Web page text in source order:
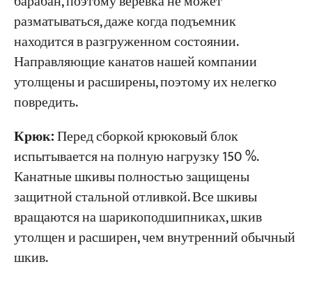
разматываться, даже когда подъемник
находится в разгруженном состоянии.
Направляющие канатов нашей компании
утолщены и расширены, поэтому их нелегко
повредить.
Крюк:Перед сборкой крюковый блок
испытывается на полную нагрузку 150 %.
Канатные шкивы полностью защищены
защитной стальной отливкой. Все шкивы
вращаются на шарикоподшипниках, шкив
утолщен и расширен, чем внутренний обычный
шкив.